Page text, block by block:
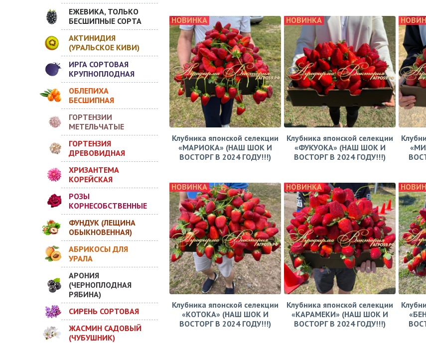
ЕЖЕВИКА, ТОЛЬКО
БЕСШИПНЫЕ СОРТА
АКТИНИДИЯ
(УРАЛЬСКОЕ КИВИ)
ИРГА СОРТОВАЯ
КРУПНОПЛОДНАЯ
ОБЛЕПИХА
БЕСШИПНАЯ
ГОРТЕНЗИИ
МЕТЕЛЬЧАТЫЕ
ГОРТЕНЗИЯ
ДРЕВОВИДНАЯ
ХРИЗАНТЕМА
КОРЕЙСКАЯ
РОЗЫ
КОРНЕСОБСТВЕННЫЕ
ФУНДУК (ЛЕЩИНА
ОБЫКНОВЕННАЯ)
АБРИКОСЫ ДЛЯ
УРАЛА
АРОНИЯ
(ЧЕРНОПЛОДНАЯ
РЯБИНА)
СИРЕНЬ СОРТОВАЯ
ЖАСМИН САДОВЫЙ
(ЧУБУШНИК)
НОВИНКА
Клубника японской селекции
«МАРИОКА» (НАШ ШОК И
ВОСТОРГ В 2024 ГОДУ!!!)
НОВИНКА
Клубника японской селекции
«ФУКУОКА» (НАШ ШОК И
ВОСТОРГ В 2024 ГОДУ!!!)
НОВИНКА
Клубника японской селекции
«КОТОКА» (НАШ ШОК И
ВОСТОРГ В 2024 ГОДУ!!!)
НОВИНКА
Клубника японской селекции
«КАРАМЕКИ» (НАШ ШОК И
ВОСТОРГ В 2024 ГОДУ!!!)